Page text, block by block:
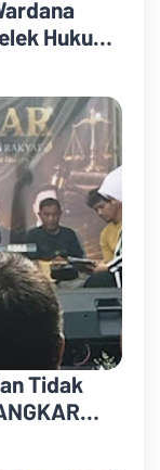
Hukum
Tidak